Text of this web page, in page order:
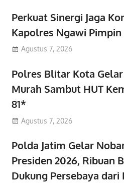
Perkuat Sinergi Jaga
Kapolres Ngawi
Agustus 7, 2026
Polres Blitar Kota
Murah Sambut HUT
81*
Agustus 7, 2026
Polda Jatim Gelar
Presiden 2026, Ribuan
Dukung Persebaya